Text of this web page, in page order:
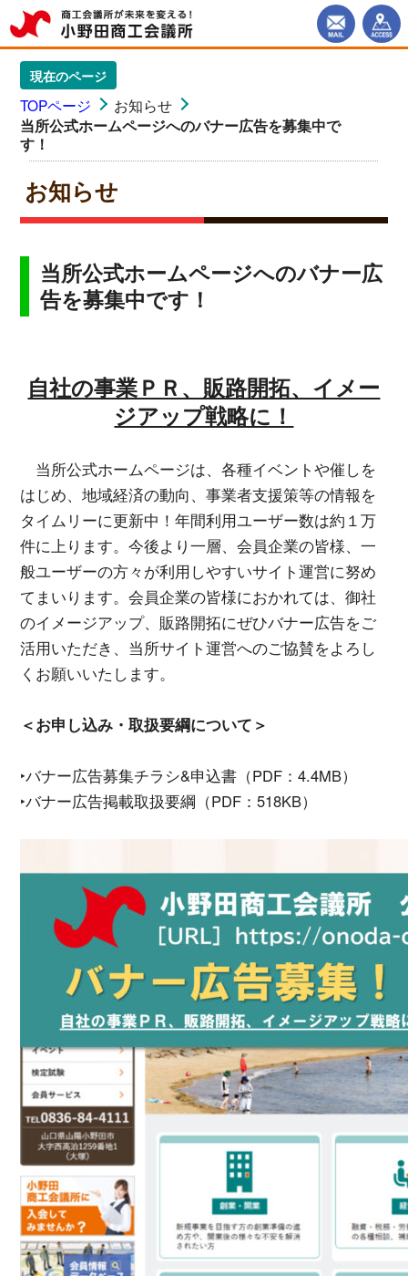
現在のページ
TOPページ
お知らせ
当所公式ホームページへのバナー広告を募集中で
す！
お知らせ
当所公式ホームページへのバナー広
告を募集中です！
自社の事業ＰＲ、販路開拓、イメー
ジアップ戦略に！
当所公式ホームページは、各種イベントや催しを
はじめ、地域経済の動向、事業者支援策等の情報を
タイムリーに更新中！年間利用ユーザー数は約１万
件に上ります。今後より一層、会員企業の皆様、一
般ユーザーの方々が利用しやすいサイト運営に努め
てまいります。会員企業の皆様におかれては、御社
のイメージアップ、販路開拓にぜひバナー広告をご
活用いただき、当所サイト運営へのご協賛をよろし
くお願いいたします。
＜お申し込み・取扱要綱について＞
‣バナー広告募集チラシ&申込書（PDF：4.4MB）
‣バナー広告掲載取扱要綱（PDF：518KB）